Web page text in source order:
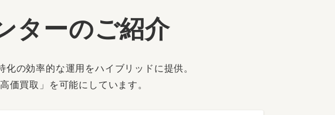
ターのご紹介
の効率的な運用をハイブリッドに提供。
価買取」を可能にしています。